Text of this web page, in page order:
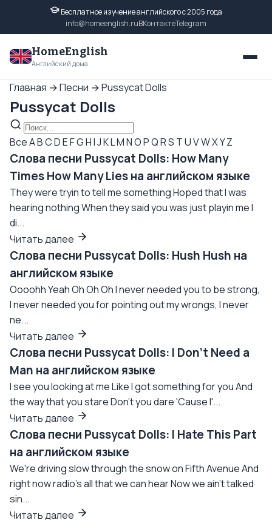
Бесплатное изучение английского с 2005 года
info@homeenglish.ruВКонтактеTelegram
HomeEnglish
Английский дома
Главная →Песни →Pussycat Dolls
Pussycat Dolls
ВсеABCDEFGHIJKLMNOPQRS TUVWXYZ
Слова песни Pussycat Dolls: How Many
Times How Many Lies на английском языке
They were tryin to tell me something Hoped that I was
hearing nothing When they said you was just playin me I
di...
Читать далее
Слова песни Pussycat Dolls: Hush Hush на
английском языке
Oooohh Yeah Oh Oh Oh I never needed you to be strong,
I never needed you for pointing out my wrongs, I never
ne...
Читать далее
Слова песни Pussycat Dolls: I Don't Need a
Man на английском языке
I see you looking at me Like I got something for you And
the way that you stare Don't you dare 'Cause I'...
Читать далее
Слова песни Pussycat Dolls: I Hate This Part
на английском языке
We're driving slow through the snow on Fifth Avenue And
right now radio's all that we can hear Now we ain't talked
sin...
Читать далее